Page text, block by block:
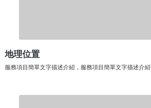
地理位置
服務項目簡單文字描述介紹，服務項目簡單文字描述介紹